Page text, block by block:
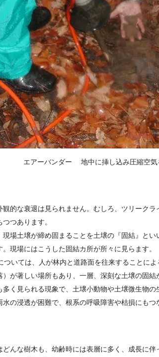
エアーバンダー 地中に挿し込み圧縮空気
的な衰退は見られません。むしろ、ツリーク
つあります。
現場土壌が締め固まることを土壌の『固結』と
現場にはこうした固結カ所が所々に見らます。
ついては、人が林内と道路面を往来することに
が著しい場所もあり、一層、深刻な土壌の固結
多く見られる現象で、土壌小動物や土壌微生物
の浸透が困難で、根系の呼吸障害や枯損にもつ
んな樹木も、幼齢時には表層に多く、成長に